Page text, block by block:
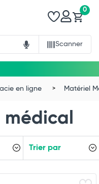
Scanner
0
en ligne Matériel
Trier par